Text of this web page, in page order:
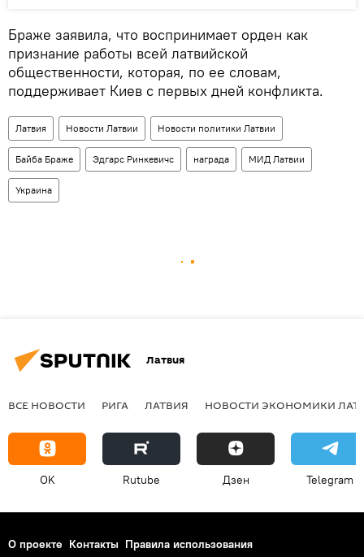
Браже заявила, что воспринимает орден как
признание работы всей латвийской
общественности, которая, по ее словам,
поддерживает Киев с первых дней конфликта.
Латвия Новости Латвии Новости политики Латвии
Байба Браже Эдгарс Ринкевичс награда МИД Латвии
Украина
Латвия
ВСЕ НОВОСТИ РИГА ЛАТВИЯ НОВОСТИ ЭКОНОМИКИ
OK Rutube Дзен Telegram
О проекте Контакты Правила использования